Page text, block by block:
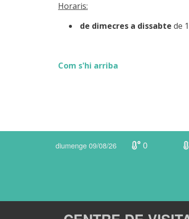
Horaris:
de dimecres a dissabte de
Com s'hi arriba
diumenge 09/08/26 0